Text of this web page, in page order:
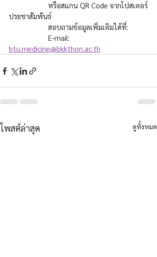
ประชาสัมพันธ์
		สอบถามข้อมูลเพิ่มเติมได้ที่:
		E-mail:
btu.medicine@bkkthon.ac.th
โพสต์ล่าสุด ดูทั้งหมด